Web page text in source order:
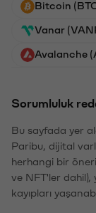
Bitcoin
Vanar
Avalanche
Sorumluluk
Bu sayfada yer
Paribu, dijital
herhangi bir
ve NFT'ler
kayıpları